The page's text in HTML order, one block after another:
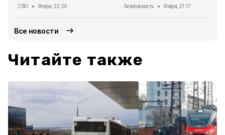
СВО Вчера, 22:26 Безопасность Вчера, 21:17
Все новости
Читайте также